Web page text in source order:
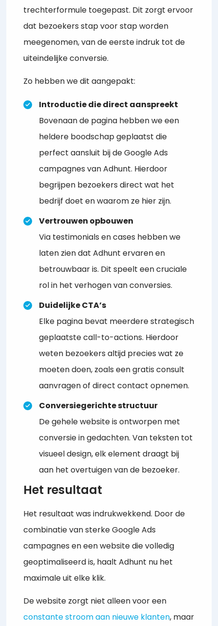
trechterformule toegepast. Dit zorgt ervoor
dat bezoekers stap voor stap worden
meegenomen, van de eerste indruk tot de
uiteindelijke conversie.
Zo hebben we dit aangepakt:
Introductie die direct aanspreekt
Bovenaan de pagina hebben we een
heldere boodschap geplaatst die
perfect aansluit bij de Google Ads
campagnes van Adhunt. Hierdoor
begrijpen bezoekers direct wat het
bedrijf doet en waarom ze hier zijn.
Vertrouwen opbouwen
Via testimonials en cases hebben we
laten zien dat Adhunt ervaren en
betrouwbaar is. Dit speelt een cruciale
rol in het verhogen van conversies.
Duidelijke CTA’s
Elke pagina bevat meerdere strategisch
geplaatste call-to-actions. Hierdoor
weten bezoekers altijd precies wat ze
moeten doen, zoals een gratis consult
aanvragen of direct contact opnemen.
Conversiegerichte structuur
De gehele website is ontworpen met
conversie in gedachten. Van teksten tot
visueel design, elk element draagt bij
aan het overtuigen van de bezoeker.
Het resultaat
Het resultaat was indrukwekkend. Door de
combinatie van sterke Google Ads
campagnes en een website die volledig
geoptimaliseerd is, haalt Adhunt nu het
maximale uit elke klik.
De website zorgt niet alleen voor een
constante stroom aan nieuwe klanten, maar